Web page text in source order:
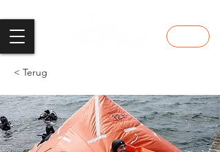
< Terug